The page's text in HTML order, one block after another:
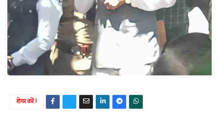
शेयर करें !